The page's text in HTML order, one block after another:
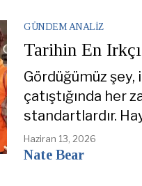
GÜNDEM ANALIZ
Tarihin En
Gördüğümüz
çatıştığında her
standartlardır.
Haziran 13, 2026
Nate Bear